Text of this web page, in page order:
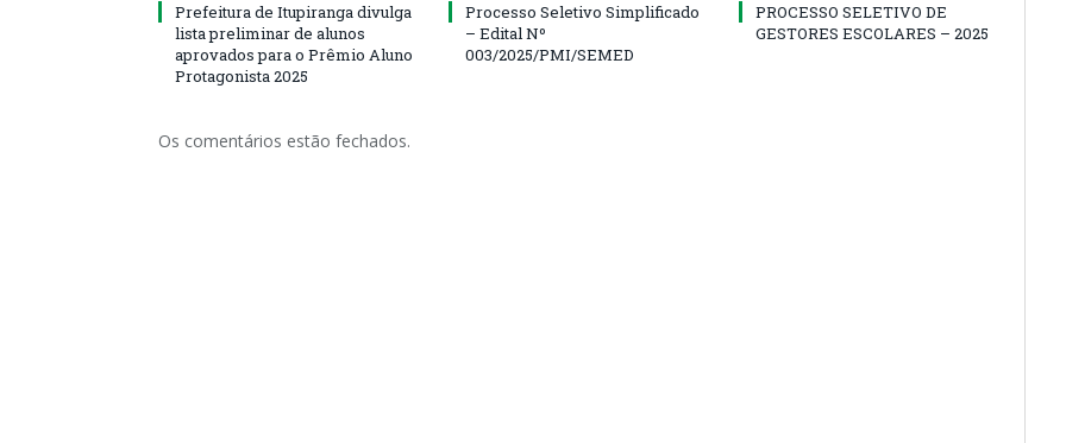
Prefeitura de Itupiranga divulga
lista preliminar de alunos
aprovados para o Prêmio Aluno
Protagonista 2025
Processo Seletivo Simplificado
– Edital Nº
003/2025/PMI/SEMED
PROCESSO SELETIVO DE
GESTORES ESCOLARES – 2025
Os comentários estão fechados.